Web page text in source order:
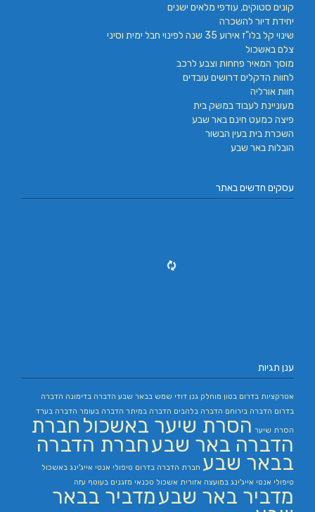
קונים סטוקים, עודפי מלאים ישנים
יחידת דיור להשכרה
שינוי קל בלו"ז אירוע 35 שנה לפינוי חבל ימית וסיני
צלם באשכול
מוסך המאיר פחחות וצבע לרכב
לחוות הדקלים דרושים עובדים
חוות אורליה
מעוניינת לעבוד במשק בית
פיצה כמעט חינם באר שבע
השכרת בית בעין הבשור
הובלות באר שבע
עסקים חדשים באתר
ענן תגיות
אטרקציות בדרום בטון מוחלק גנן דודי שמש בבאר שבע הדברה בדימונה הדברה
בדרום הדברה בירוחם הדברה בלהבים הדברה במיתר הדברה בעומר הדברה בערד
הסרת שיער הסרת שיער באשכול חברת
הדברה באר שבעחברת הדברה
בבאר שבע חברת הדברה בדרום טיפולי אנטי אייג'ינג באשכול
טיפולי אנטי אייג'ינג במועצה אזורית אשכול טכנאי מזגנים בעוטף עזה
מדביר באר שבעמדביר בבאר